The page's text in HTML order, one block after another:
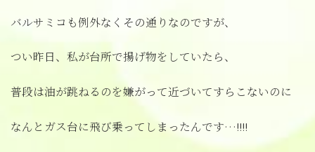
バルサミコも例外なくその通りなのですが、
つい昨日、私が台所で揚げ物をしていたら、
普段は油が跳ねるのを嫌がって近づいてすらこないのに
なんとガス台に飛び乗ってしまったんです…!!!!